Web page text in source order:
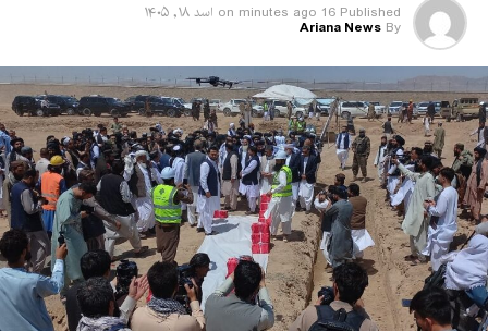
Published
16 minutes ago
on اسد ۱۸, ۱۴۰۵
By
Ariana News